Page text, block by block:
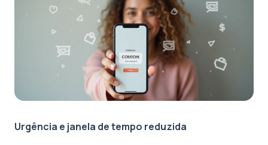
Urgência e janela de tempo reduzida